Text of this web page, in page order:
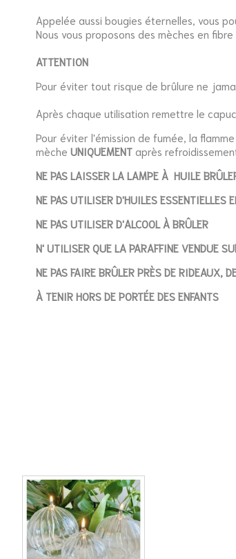
Appelée aussi bougies éternelles, vous
Nous vous proposons des mèches en
ATTENTION
Pour éviter tout risque de brûlure ne
Après chaque utilisation remettre le
Pour éviter l'émission de fumée, la
mèche UNIQUEMENT après
NE PAS LAISSER LA LAMPE À HUILE
NE PAS UTILISER D'HUILES ESSENTIELLES
NE PAS UTILISER D'ALCOOL À BRÛLER
N' UTILISER QUE LA PARAFFINE VENDUE
NE PAS FAIRE BRÛLER PRÈS DE RIDEAUX,
À TENIR HORS DE PORTÉE DES ENFANTS